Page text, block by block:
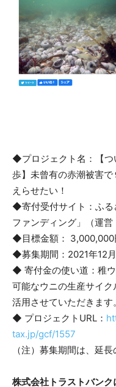
◆プロジェクト名：【つ
歩】未曾有の赤潮被害
えらせたい！
◆寄付受付サイト：ふる
ファンディング」（運営
◆目標金額： 3,000,000
◆募集期間：2021年12
◆ 寄付金の使い道：稚
可能なウニの生産サイ
活用させていただきます。
◆ プロジェクトURL：
tax.jp/gcf/1557
（注）募集期間は、延
株式会社トラストバンク